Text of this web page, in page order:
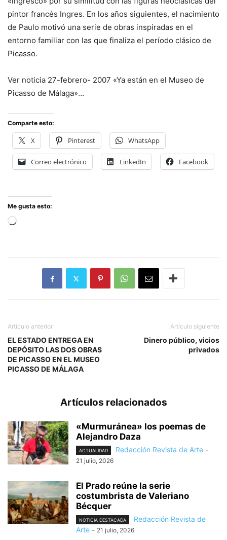
pintor francés Ingres. En los años siguientes, el nacimiento
de Paulo motivó una serie de obras inspiradas en el
entorno familiar con las que finaliza el período clásico de
Picasso.
Ver noticia 27-febrero- 2007 «Ya están en el Museo de
Picasso de Málaga»…
Comparte esto:
X Pinterest WhatsApp
Correo electrónico LinkedIn Facebook
Me gusta esto:
Cargando...
Artículo anterior
EL ESTADO ENTREGA EN
DEPÓSITO LAS DOS OBRAS
DE PICASSO EN EL MUSEO
PICASSO DE MÁLAGA
Artículo siguiente
Dinero público, vicios
privados
Artículos relacionados
«Murmuránea» los poemas de
Alejandro Daza
ACTUALIDAD Redacción Revista de Arte -
21 julio, 2026
El Prado reúne la serie
costumbrista de Valeriano
Bécquer
NOTICIA DESTACADA
Redacción Revista de
Arte - 21 julio, 2026